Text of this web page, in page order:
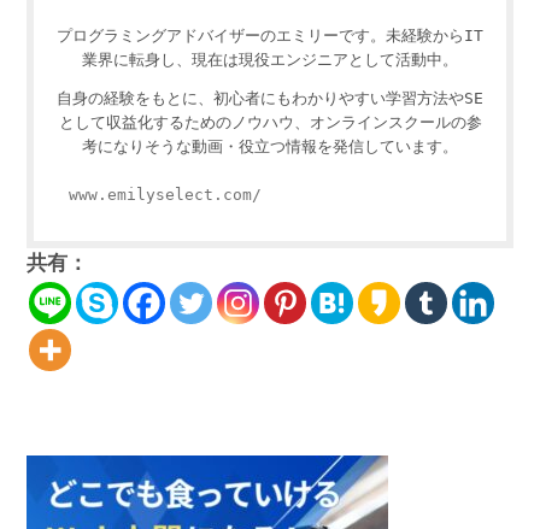
プログラミングアドバイザーのエミリーです。未経験からIT
業界に転身し、現在は現役エンジニアとして活動中。
自身の経験をもとに、初心者にもわかりやすい学習方法やSE
として収益化するためのノウハウ、オンラインスクールの参
考になりそうな動画・役立つ情報を発信しています。
www.emilyselect.com/
共有：